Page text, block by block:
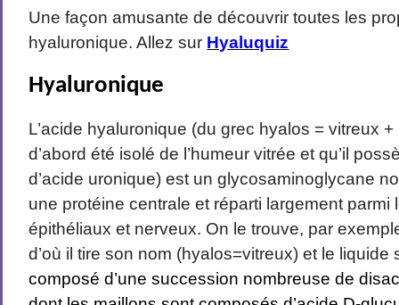
Une façon amusante de découvrir toutes les
hyaluronique. Allez sur Hyaluquiz
Hyaluronique
L’acide hyaluronique (du grec hyalos = vitreux
d’abord été isolé de l’humeur vitrée et qu’il
d’acide uronique) est un glycosaminoglycane
une protéine centrale et réparti largement parmi
épithéliaux et nerveux. On le trouve, par
d’où il tire son nom (hyalos=vitreux) et le liquide
composé d’une succession nombreuse de